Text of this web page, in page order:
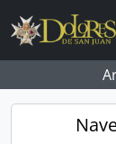
Skip to main